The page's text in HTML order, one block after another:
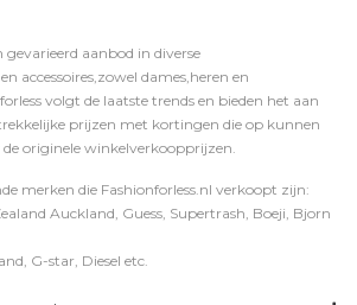
gevarieerd aanbod in diverse
accessoires,zowel dames,heren en
volgt de laatste trends en bieden het aan
prijzen met kortingen die op kunnen
originele winkelverkoopprijzen.
merken die Fashionforless.nl verkoopt zijn:
Auckland, Guess, Supertrash, Boeji, Bjorn
G-star, Diesel etc.